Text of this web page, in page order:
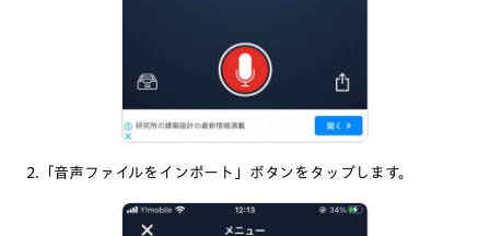
2.「音声ファイルをインポート」ボタンをタップします。